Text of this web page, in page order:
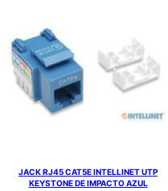
JACK RJ45 CAT5E INTELLINET UTP
KEYSTONE DE IMPACTO AZUL